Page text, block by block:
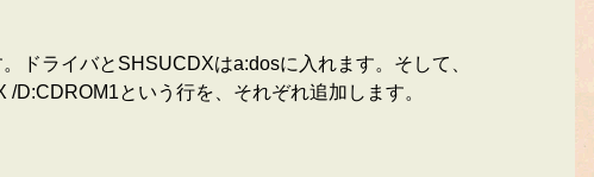
ドライバとSHSUCDXはa:dosに入れます。そして、
という行を、それぞれ追加します。